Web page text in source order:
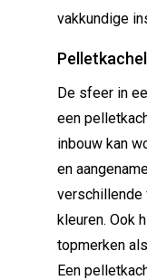
vakkundige
De sfeer in
een
inbouw kan
en
verschillende
kleuren. Ook
topmerken
Een